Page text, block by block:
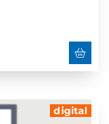
digital